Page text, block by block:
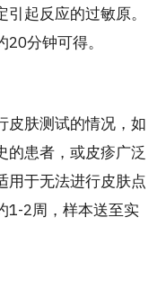
起反应的过敏原。
分钟可得。
皮肤测试的情况，如
的患者，或皮疹广泛
用于无法进行皮肤点
1-2周，样本送至实